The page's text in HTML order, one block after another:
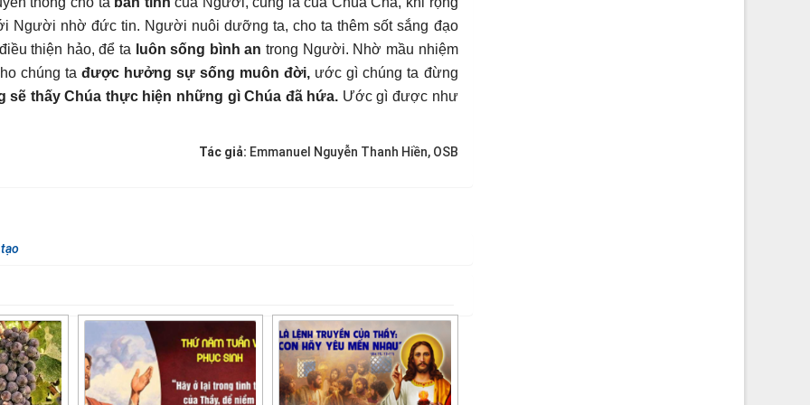
Người nhờ đức tin. Người nuôi dưỡng ta, cho ta thêm sốt sắng đạo
thiện hảo, để ta
luôn sống bình an trong Người. Nhờ mầu nhiệm
chúng ta được hưởng sự sống muôn đời, ước gì chúng ta đừng
sẽ thấy Chúa thực hiện những gì Chúa đã hứa. Ước gì được như
Tác giả: Emmanuel Nguyễn Thanh Hiền, OSB